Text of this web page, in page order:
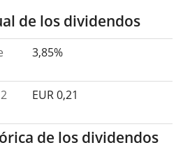
de los dividendos
3,85%
EUR 0,21
de los dividendos